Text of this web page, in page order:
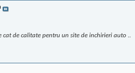
cat de calitate pentru un site de inchirieri auto ..